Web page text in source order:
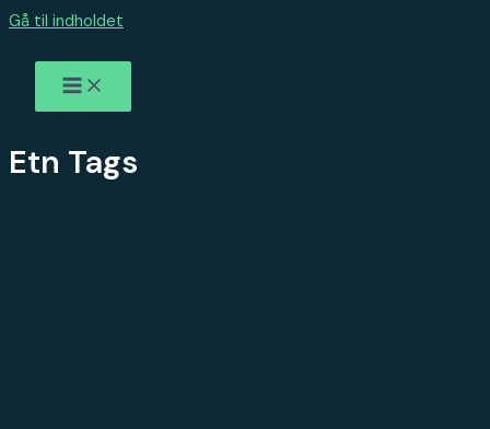
Gå til indholdet
Etn Tags